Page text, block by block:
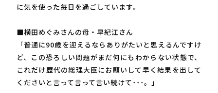
に気を使った毎日を過ごしています。
■横田めぐみさんの母・早紀江さん
「普通に90歳を迎えるならありがたいと思えるんですけ
ど、この恐ろしい問題がまだ何にもわからない状態で、
これだけ歴代の総理大臣にお願いして早く結果を出して
くださいと言って言って言い続けて･･･。」